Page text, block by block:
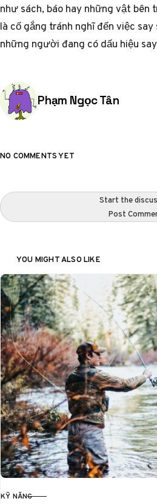
như sách, báo hay những vật bên
là cố gắng tránh nghĩ đến việc
những người đang có dấu hiệu
Posted by
Phạm Ngọc Tân
NO COMMENTS YET
Start the
Post
YOU MIGHT ALSO LIKE
CATEGORY
KỸ NĂNG